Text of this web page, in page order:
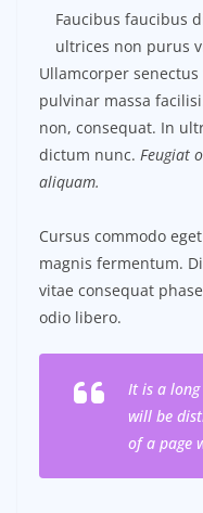
Faucibus faucibus
ultrices non purus
Ullamcorper
pulvinar massa
non, consequat. In
dictum nunc. Feugiat
aliquam.
Cursus commodo
magnis fermentum.
vitae consequat
odio libero.
It is a
will be
of a page